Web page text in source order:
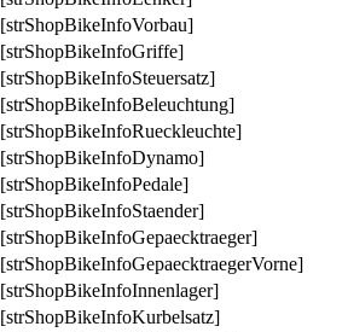
[strShopBikeInfoVorbau]
[strShopBikeInfoGriffe]
[strShopBikeInfoSteuersatz]
[strShopBikeInfoBeleuchtung]
[strShopBikeInfoRueckleuchte]
[strShopBikeInfoDynamo]
[strShopBikeInfoPedale]
[strShopBikeInfoStaender]
[strShopBikeInfoGepaecktraeger]
[strShopBikeInfoGepaecktraegerVorne]
[strShopBikeInfoInnenlager]
[strShopBikeInfoKurbelsatz]